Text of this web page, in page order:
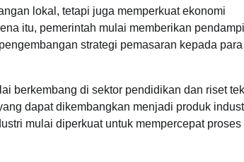
lokal, tetapi juga memperkuat ekonomi
itu, pemerintah mulai memberikan
strategi pemasaran kepada
berkembang di sektor pendidikan dan riset
dapat dikembangkan menjadi produk
mulai diperkuat untuk mempercepat proses